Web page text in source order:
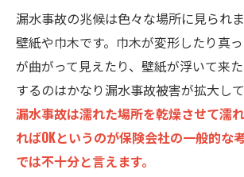
漏水事故の兆候は色々な場所に見られ
壁紙や巾木です。巾木が変形したり真
が曲がって見えたり、壁紙が浮いて来
するのはかなり漏水事故被害が拡大して
漏水事故は濡れた場所を乾燥させて濡
ればOKというのが保険会社の一般的な
では不十分と言えます。